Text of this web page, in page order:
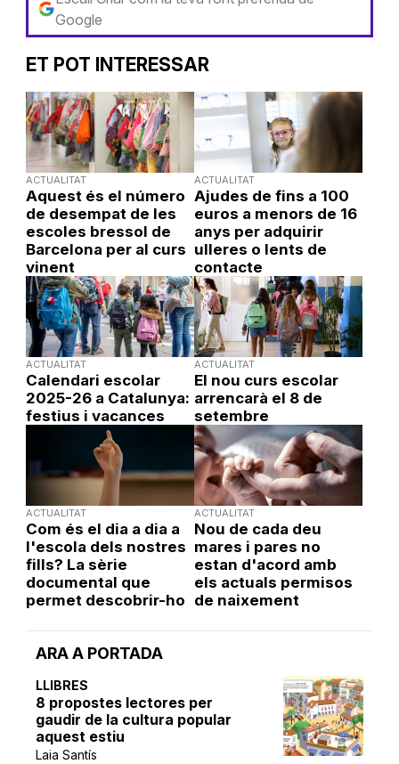
ARA A PORTADA
LLIBRES
8 propostes lectores per
gaudir de la cultura popular
aquest estiu
Laia Santís
Google
ET POT INTERESSAR
ACTUALITAT
Aquest és el número
de desempat de les
escoles bressol de
Barcelona per al curs
vinent
ACTUALITAT
Ajudes de fins a 100
euros a menors de 16
anys per adquirir
ulleres o lents de
contacte
ACTUALITAT
Calendari escolar
2025-26 a Catalunya:
festius i vacances
ACTUALITAT
El nou curs escolar
arrencarà el 8 de
setembre
ACTUALITAT
Com és el dia a dia a
l'escola dels nostres
fills? La sèrie
documental que
permet descobrir-ho
ACTUALITAT
Nou de cada deu
mares i pares no
estan d'acord amb
els actuals permisos
de naixement